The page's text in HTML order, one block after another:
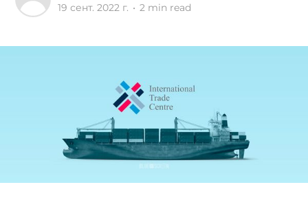
19 сент. 2022 г. • 2 min read